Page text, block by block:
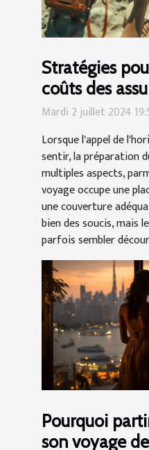
Stratégies
coûts des
l'étranger
Mardi 2 juillet 2024
Lorsque l'appel de
sentir, la préparation
multiples aspects,
voyage occupe une
une couverture
bien des soucis, mais
parfois sembler
Pourquoi
son voyage